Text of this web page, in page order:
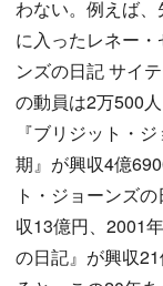
わない。例えば
に入ったレネー
ンズの日記 サイ
の動員は2万500
『ブリジット・
期』が興収4億
ト・ジョーンズ
収13億円、2001
の日記』が興収